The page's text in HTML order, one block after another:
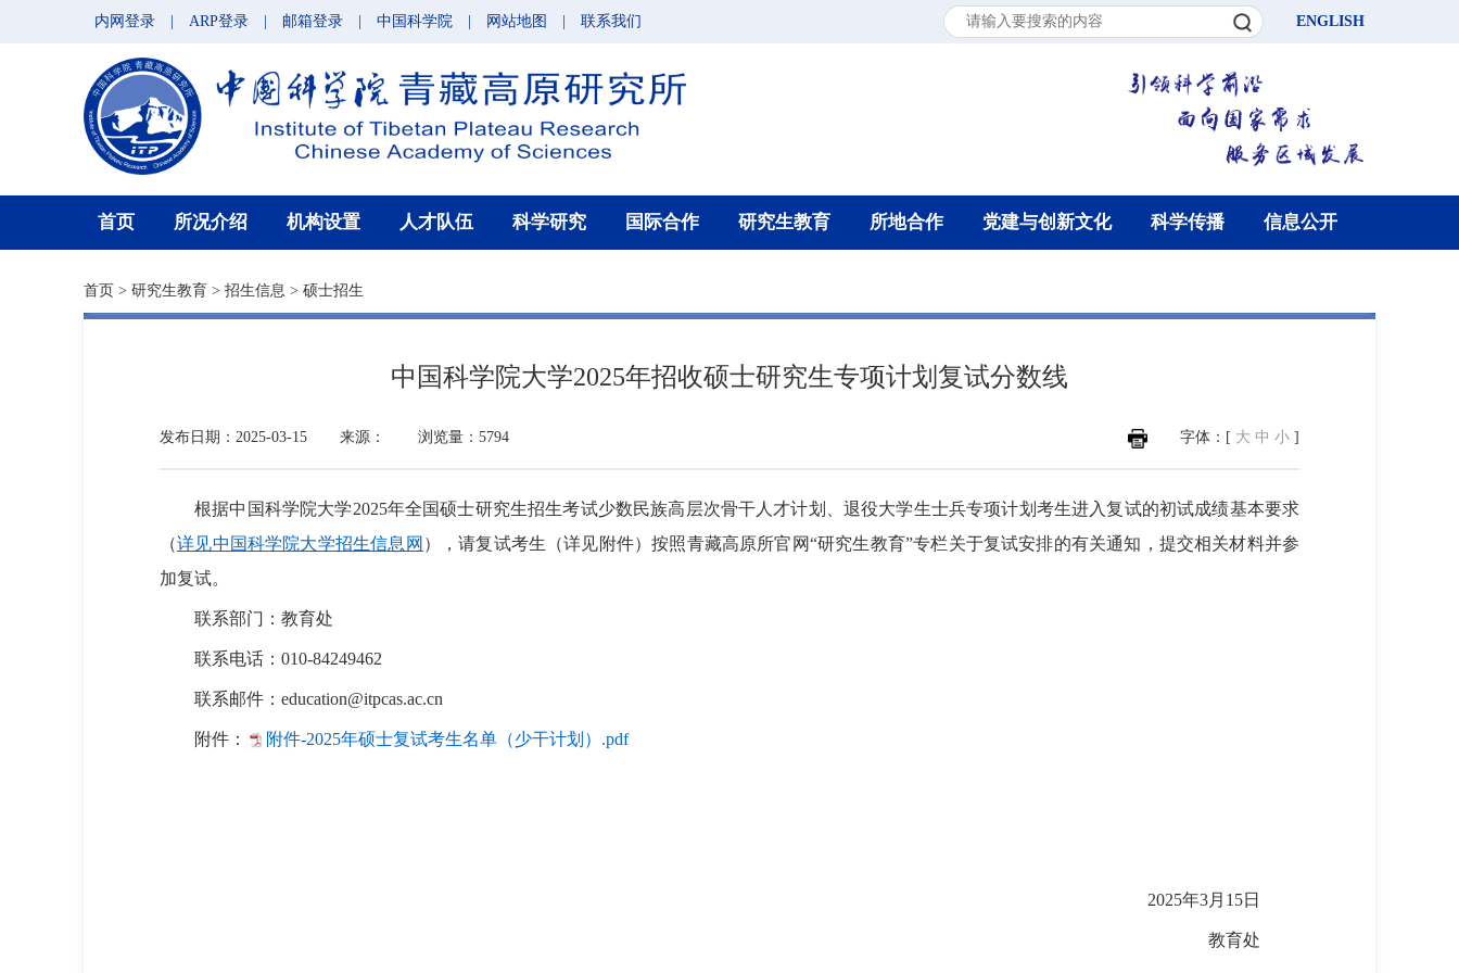
内网登录 ARP登录 邮箱登录 中国科学院 网站地图 联系我们 ENGLISH
首页 所况介绍 机构设置 人才队伍 科学研究 国际合作 研究生教育 所地合作 党建与创新文化 科学传播 信息公开
首页 > 研究生教育 > 招生信息 > 硕士招生
中国科学院大学2025年招收硕士研究生专项计划复试分数线
发布日期：2025-03-15 来源： 浏览量：5794 字体：[ 大 中 小 ]
根据中国科学院大学2025年全国硕士研究生招生考试少数民族高层次骨干人才计划、退役大学生士兵专项计划考生进入复试的初试成绩基本要求
（详见中国科学院大学招生信息网 ），请复试考生（详见附件）按照青藏高原所官网“研究生教育”专栏关于复试安排的有关通知，提交相关材料并参
加复试。
联系部门：教育处
联系电话：010-84249462
联系邮件： education@itpcas.ac.cn
附件： 附件-2025年硕士复试考生名单（少干计划）.pdf
2025年3月15日
教育处